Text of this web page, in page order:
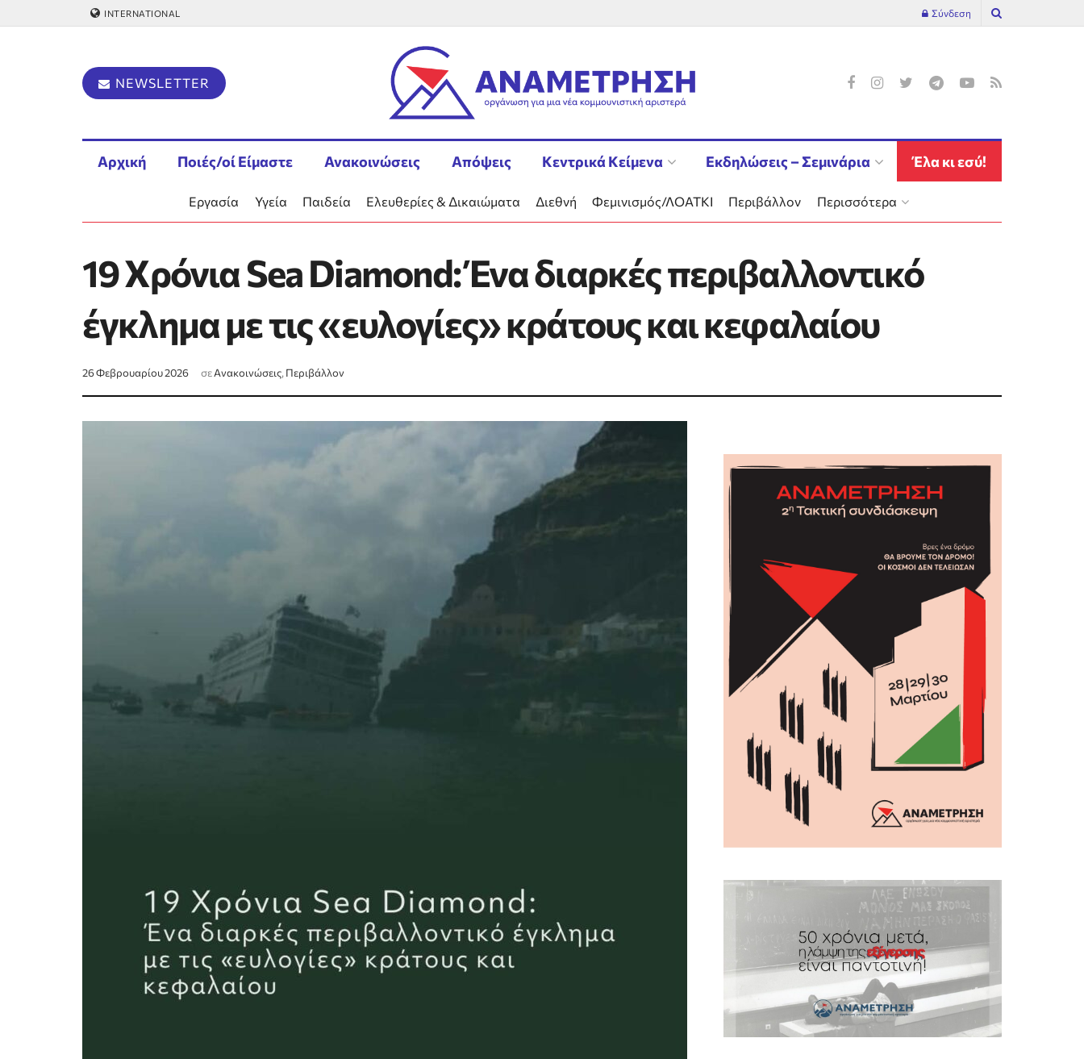
INTERNATIONAL Σύνδεση
NEWSLETTER
Αρχική Ποιές/οί Είμαστε Ανακοινώσεις Απόψεις Κεντρικά Κείμενα Εκδηλώσεις – Σεμινάρια Έλα κι εσύ!
Εργασία Υγεία Παιδεία Ελευθερίες & Δικαιώματα Διεθνή Φεμινισμός/ΛΟΑΤΚΙ Περιβάλλον Περισσότερα
19 Χρόνια Sea Diamond: Ένα διαρκές περιβαλλοντικό
έγκλημα με τις «ευλογίες» κράτους και κεφαλαίου
26 Φεβρουαρίου 2026 σεΑνακοινώσεις,Περιβάλλον